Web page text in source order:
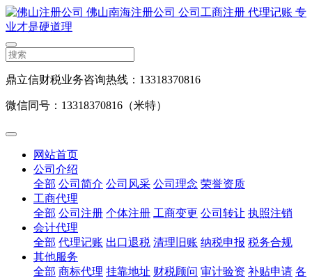
鼎立信财税业务咨询热线：13318370816
微信同号：13318370816（米特）
网站首页
公司介绍
全部 公司简介 公司风采 公司理念 荣誉资质
工商代理
全部 公司注册 个体注册 工商变更 公司转让 执照注销
会计代理
全部 代理记账 出口退税 清理旧账 纳税申报 税务合规
其他服务
全部 商标代理 挂靠地址 财税顾问 审计验资 补贴申请 各